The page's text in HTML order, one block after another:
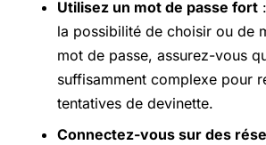
Utilisez un mot de passe fort
la possibilité de choisir ou de
mot de passe, assurez-vous
suffisamment complexe pour
tentatives de devinette.
Connectez-vous sur des